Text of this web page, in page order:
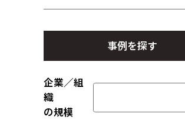
事例を探す
企業／組
織
の規模